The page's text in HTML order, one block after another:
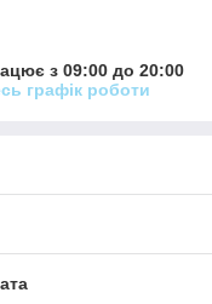
з 09:00 до 20:00
графік роботи